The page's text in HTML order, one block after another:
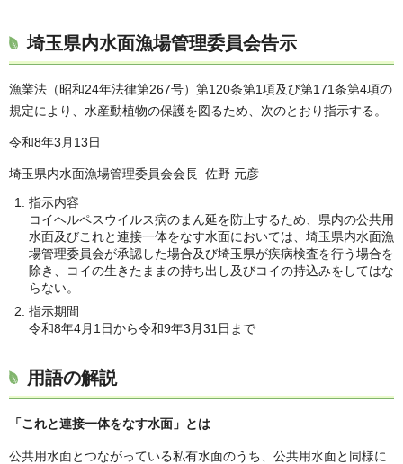
埼玉県内水面漁場管理委員会告示
漁業法（昭和24年法律第267号）第120条第1項及び第171条第4項の
規定により、水産動植物の保護を図るため、次のとおり指示する。
令和8年3月13日
埼玉県内水面漁場管理委員会会長 佐野 元彦
指示内容
コイヘルペスウイルス病のまん延を防止するため、県内の公共用
水面及びこれと連接一体をなす水面においては、埼玉県内水面漁
場管理委員会が承認した場合及び埼玉県が疾病検査を行う場合を
除き、コイの生きたままの持ち出し及びコイの持込みをしてはな
らない。
指示期間
令和8年4月1日から令和9年3月31日まで
用語の解説
「これと連接一体をなす水面」とは
公共用水面とつながっている私有水面のうち、公共用水面と同様に